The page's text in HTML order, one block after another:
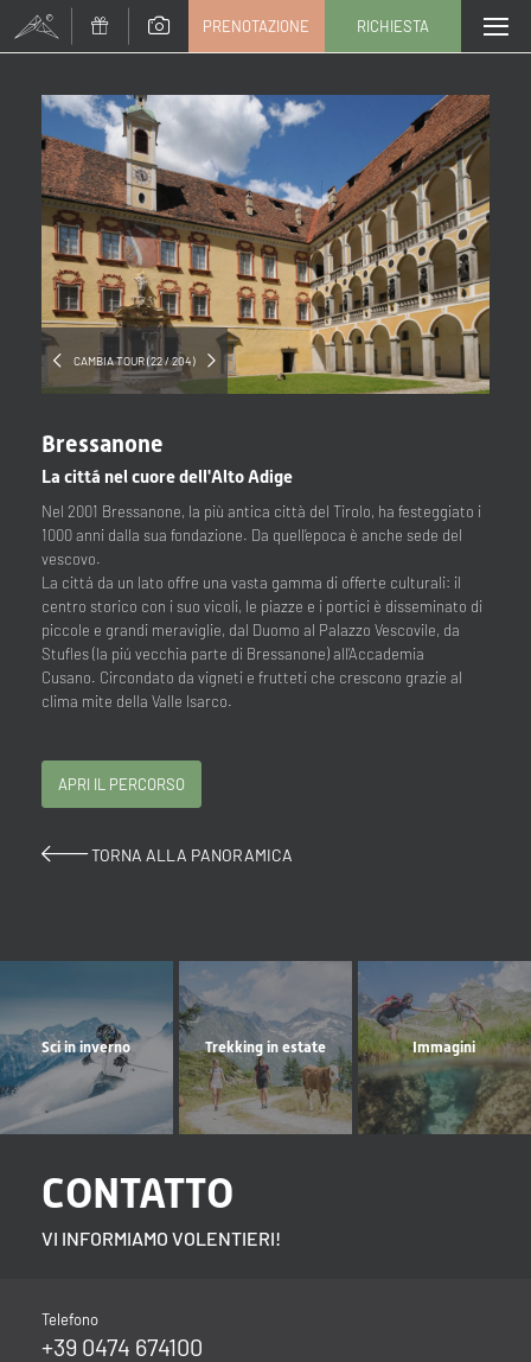
PRENOTAZIONE RICHIESTA
CAMBIA TOUR (22 / 204)
Bressanone
La cittá nel cuore dell'Alto Adige
Nel 2001 Bressanone, la più antica città del Tirolo, ha festeggiato i
1000 anni dalla sua fondazione. Da quell’epoca è anche sede del
vescovo.
La cittá da un lato offre una vasta gamma di offerte culturali: il
centro storico con i suo vicoli, le piazze e i portici è disseminato di
piccole e grandi meraviglie, dal Duomo al Palazzo Vescovile, da
Stufles (la piú vecchia parte di Bressanone) all’Accademia
Cusano. Circondato da vigneti e frutteti che crescono grazie al
clima mite della Valle Isarco.
APRI IL PERCORSO
TORNA ALLA PANORAMICA
Sci in inverno Trekking in estate Immagini
CONTATTO
VI INFORMIAMO VOLENTIERI!
Telefono
+39 0474 674100
Titolo
Famiglia Signor Signora
Nome Cognome*
E-mail*
*campi obbligatori
Invia